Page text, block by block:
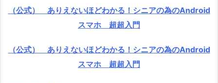
（公式） ありえないほどわかる！シニアの為のAndroid
スマホ 超超入門
（公式） ありえないほどわかる！シニアの為のAndroid
スマホ 超超入門